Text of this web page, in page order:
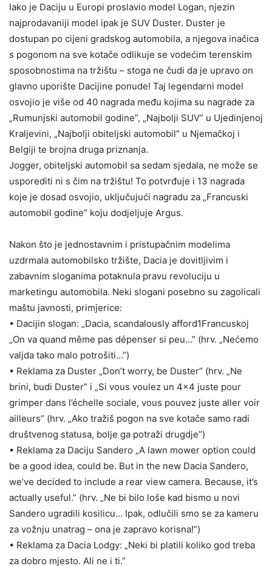
Iako je Daciju u Europi proslavio model Logan, njezin
najprodavaniji model ipak je SUV Duster. Duster je
dostupan po cijeni gradskog automobila, a njegova inačica
s pogonom na sve kotače odlikuje se vodećim terenskim
sposobnostima na tržištu – stoga ne čudi da je upravo on
glavno uporište Dacijine ponude! Taj legendarni model
osvojio je više od 40 nagrada među kojima su nagrade za
„Rumunjski automobil godine”, „Najbolji SUV” u Ujedinjenoj
Kraljevini, „Najbolji obiteljski automobil” u Njemačkoj i
Belgiji te brojna druga priznanja.
Jogger, obiteljski automobil sa sedam sjedala, ne može se
usporediti ni s čim na tržištu! To potvrđuje i 13 nagrada
koje je dosad osvojio, uključujući nagradu za „Francuski
automobil godine” koju dodjeljuje Argus.
Nakon što je jednostavnim i pristupačnim modelima
uzdrmala automobilsko tržište, Dacia je dovitljivim i
zabavnim sloganima potaknula pravu revoluciju u
marketingu automobila. Neki slogani posebno su zagolicali
maštu javnosti, primjerice:
• Dacijin slogan: „Dacia, scandalously afford1Francuskoj
„On va quand même pas dépenser si peu…” (hrv. „Nećemo
valjda tako malo potrošiti…”)
• Reklama za Duster „Don’t worry, be Duster” (hrv. „Ne
brini, budi Duster” i „Si vous voulez un 4×4 juste pour
grimper dans l’échelle sociale, vous pouvez juste aller voir
ailleurs” (hrv. „Ako tražiš pogon na sve kotače samo radi
društvenog statusa, bolje ga potraži drugdje”)
• Reklama za Daciju Sandero „A lawn mower option could
be a good idea, could be. But in the new Dacia Sandero,
we’ve decided to include a rear view camera. Because, it’s
actually useful.” (hrv. „Ne bi bilo loše kad bismo u novi
Sandero ugradili kosilicu… Ipak, odlučili smo se za kameru
za vožnju unatrag – ona je zapravo korisna!”)
• Reklama za Dacia Lodgy: „Neki bi platili koliko god treba
za dobro mjesto. Ali ne i ti.”